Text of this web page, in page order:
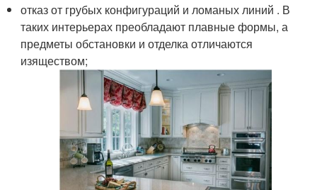
отказ от грубых конфигураций и ломаных линий . В
таких интерьерах преобладают плавные формы, а
предметы обстановки и отделка отличаются
изяществом;